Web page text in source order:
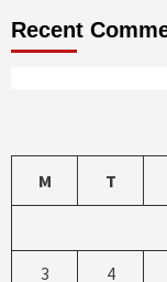
Recent
M T
3 4